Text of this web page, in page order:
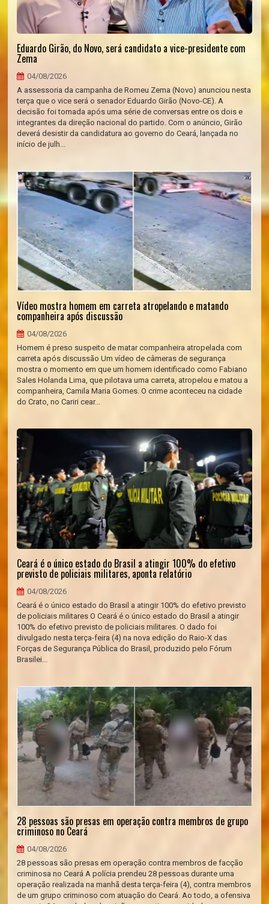
Eduardo Girão, do Novo, será candidato a vice-presidente com
Zema
04/08/2026
A assessoria da campanha de Romeu Zema (Novo) anunciou nesta
terça que o vice será o senador Eduardo Girão (Novo-CE). A
decisão foi tomada após uma série de conversas entre os dois e
integrantes da direção nacional do partido. Com o anúncio, Girão
deverá desistir da candidatura ao governo do Ceará, lançada no
início de julh...
Vídeo mostra homem em carreta atropelando e matando
companheira após discussão
04/08/2026
Homem é preso suspeito de matar companheira atropelada com
carreta após discussão Um vídeo de câmeras de segurança
mostra o momento em que um homem identificado como Fabiano
Sales Holanda Lima, que pilotava uma carreta, atropelou e matou a
companheira, Camila Maria Gomes. O crime aconteceu na cidade
do Crato, no Cariri cear...
Ceará é o único estado do Brasil a atingir 100% do efetivo
previsto de policiais militares, aponta relatório
04/08/2026
Ceará é o único estado do Brasil a atingir 100% do efetivo previsto
de policiais militares O Ceará é o único estado do Brasil a atingir
100% do efetivo previsto de policiais militares. O dado foi
divulgado nesta terça-feira (4) na nova edição do Raio-X das
Forças de Segurança Pública do Brasil, produzido pelo Fórum
Brasilei...
28 pessoas são presas em operação contra membros de grupo
criminoso no Ceará
04/08/2026
28 pessoas são presas em operação contra membros de facção
criminosa no Ceará A polícia prendeu 28 pessoas durante uma
operação realizada na manhã desta terça-feira (4), contra membros
de um grupo criminoso com atuação do Ceará. Ao todo, a ofensiva